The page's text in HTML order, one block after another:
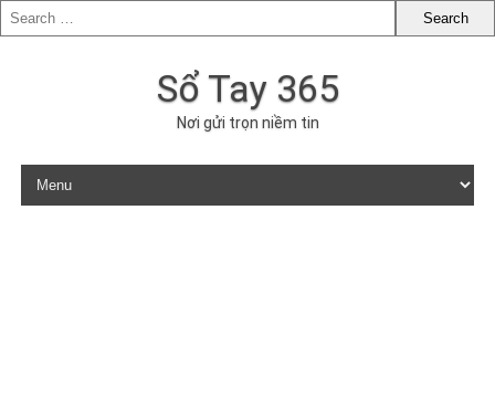
Sổ Tay 365
Nơi gửi trọn niềm tin
Skip to content